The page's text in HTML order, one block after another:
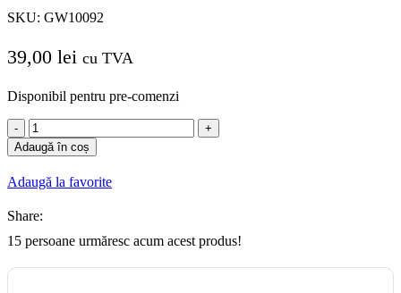
SKU: GW10092
39,00 lei cu TVA
Disponibil pentru pre-comenzi
Cantitate
GW
10092
Intrerupator
cruce
1
modul
CHORUS
Adaugă în coș
Adaugă la favorite
Share:
15 persoane urmăresc acum acest produs!